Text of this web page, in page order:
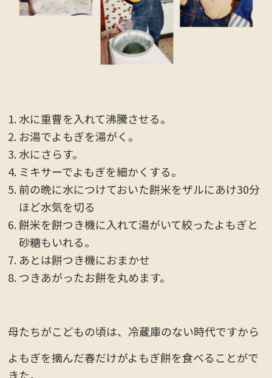
水に重曹を入れて沸騰させる。
お湯でよもぎを湯がく。
水にさらす。
ミキサーでよもぎを細かくする。
前の晩に水につけておいた餅米をザルにあけ30分
ほど水気を切る
餅米を餅つき機に入れて湯がいて絞ったよもぎと
砂糖もいれる。
あとは餅つき機におまかせ
つきあがったお餅を丸めます。
母たちがこどもの頃は、冷蔵庫のない時代ですから
よもぎを摘んだ春だけがよもぎ餅を食べることがで
きた。